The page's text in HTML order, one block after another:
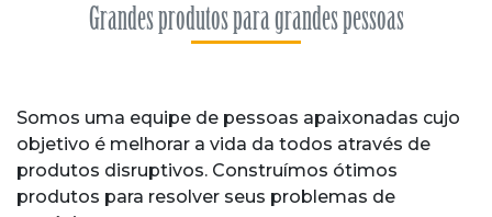
Grandes produtos para grandes pessoas
Somos uma equipe de pessoas apaixonadas cujo
objetivo é melhorar a vida da todos através de
produtos disruptivos. Construímos ótimos
produtos para resolver seus problemas de